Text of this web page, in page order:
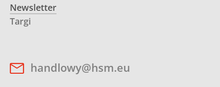
Newsletter
Targi
handlowy@hsm.eu